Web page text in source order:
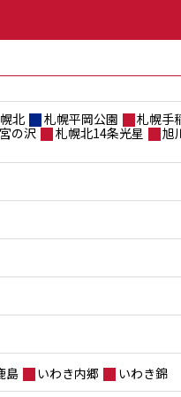
北 札幌平岡公園 札幌手
の沢 札幌北14条光星 旭
島 いわき内郷 いわき錦